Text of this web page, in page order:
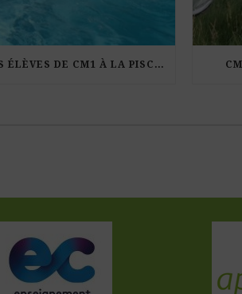
LES ÉLÈVES DE CM1 À LA PISCINE MUNICIPALE DE KERDURAND